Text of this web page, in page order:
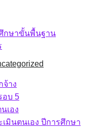
กษาขั้นพื้นฐาน
จ้าง
อบ 5
เอง
เมินตนเอง ปีการศึกษา